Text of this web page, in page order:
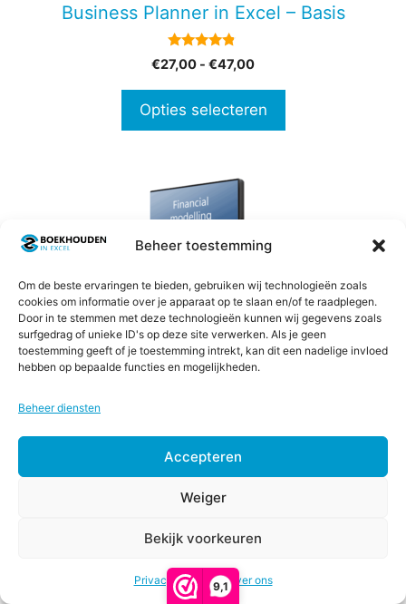
Beheer toestemming
Om de beste ervaringen te bieden, gebruiken wij technologieën zoals
cookies om informatie over je apparaat op te slaan en/of te raadplegen.
Door in te stemmen met deze technologieën kunnen wij gegevens zoals
surfgedrag of unieke ID's op deze site verwerken. Als je geen
toestemming geeft of je toestemming intrekt, kan dit een nadelige invloed
hebben op bepaalde functies en mogelijkheden.
Beheer diensten
Accepteren
Weiger
Bekijk voorkeuren
Privacy & CookiesOver ons
9,1
Business Planner in Excel – Basis
4.67
van 5
€27,00 - €47,00Prijsklasse:
€47,00
Opties selecteren
worden
productpagina
van 5
€57,00-€97,00Prijsklasse:
Opties selecteren
heeft
meerdere
Deze
optie
kan
gekozen
op
de
€ 67,00 -
€67,00
tot